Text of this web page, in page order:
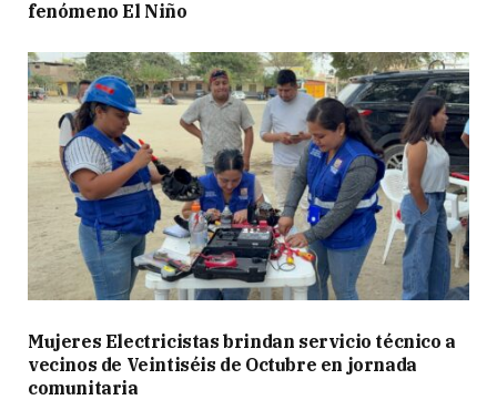
fenómeno El Niño
Mujeres Electricistas brindan servicio técnico a
vecinos de Veintiséis de Octubre en jornada
comunitaria